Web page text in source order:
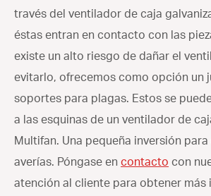
través del ventilador de caja
éstas entran en contacto con las
existe un alto riesgo de dañar el
evitarlo, ofrecemos como opción un
soportes para plagas. Estos se
a las esquinas de un ventilador de
Multifan. Una pequeña inversión
averías. Póngase en contacto con
atención al cliente para obtener más